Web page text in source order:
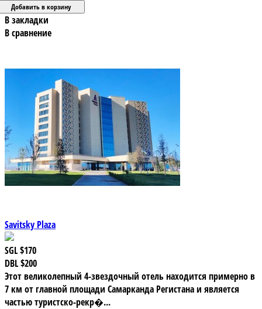
В закладки
В сравнение
Savitsky Plaza
SGL$170
DBL$200
Этот великолепный 4-звездочный отель находится примерно в
7 км от главной площади Самарканда Регистана и является
частью туристско-рекр�...